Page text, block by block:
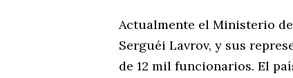
Actualmente el Ministerio
Serguéi Lavrov, y sus
de 12 mil funcionarios. El